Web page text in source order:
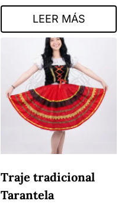
LEER MÁS
Traje tradicional
Tarantela